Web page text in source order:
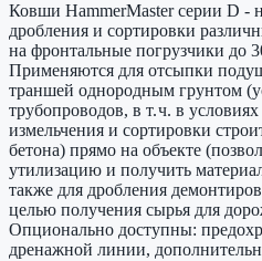
Ковши HammerMaster серии D -
дробления и сортировки
на фронтальные погрузчики до
Применяются для отсыпки
траншей однородным грунтом
трубопроводов, в т. ч. в
измельчения и сортировки
бетона) прямо на объекте
утилизацию и получить
также для дробления
целью получения сырья для
Опционально доступны:
дренажной линии,